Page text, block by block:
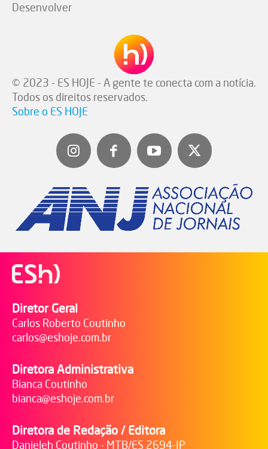
Desenvolver
© 2023 - ES HOJE - A gente te conecta com a notícia.
Todos os direitos reservados.
Sobre o ES HOJE
Diretor Geral
Carlos Roberto Coutinho
carlos@eshoje.com.br
Diretora Administrativa
Bianca Coutinho
bianca@eshoje.com.br
Diretora de Redação / Editora
Danieleh Coutinho - MTB/ES 2694-JP